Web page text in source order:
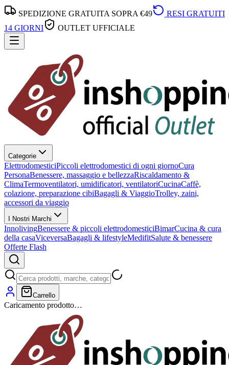
SPEDIZIONE GRATUITA SOPRA €49
RESI GRATUITI
14 GIORNI
OUTLET UFFICIALE
Categorie
ElettrodomesticiPiccoli elettrodomestici di ogni giornoCura
PersonaBenessere, massaggio e bellezzaRiscaldamento &
ClimaTermoventilatori, umidificatori, ventilatoriCucinaCaffè,
colazione, preparazione cibiBagagli & ViaggioTrolley, zaini,
accessori da viaggio
I Nostri Marchi
InnolivingBenessere & piccoli elettrodomesticiBimarCucina & cura
della casaViceversaBagagli & lifestyleMedifitSalute & benessere
Offerte Flash
Carrello
Caricamento prodotto…